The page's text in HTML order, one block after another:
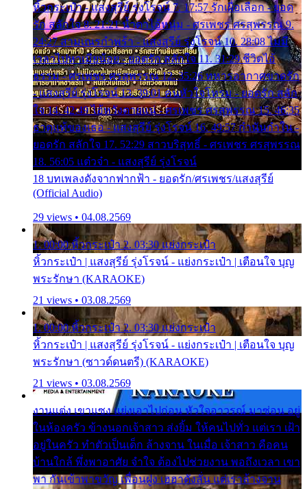
หิ้วกระเป๋า - แสงสุรีย์ รุ่งโรจน์ 7. 17:57 รักเผื่อเลือก - ยอด
รัก สลักใจ 8. 21:21 น้ำตาไอ้หนุ่ม - ศรเพชร ศรสุพรรณ 9.
24:27 สามเณรกำพร้า - แสงสุรีย์ รุ่งโรจน์ 10. 28:08 ไม่มี
เวลาไปหาเมียน้อย - ยอดรัก สลักใจ 11. 31:29 ชีวิตไอ้
ธรรม - ศรเพชร ศรสุพรรณ 12. 35:26 ทหารอากาศขาดรัก
- แสงสุรีย์ รุ่งโรจน์ 13. 39:01 คนหัวใจโทรม - ยอดรัก สลัก
ใจ 14. 42:49 ไอ้หวังตายแน่ - ศรเพชร ศรสุพรรณ 15. 46:35
ธาตุแท้ของเธอ - แสงสุรีย์ รุ่งโรจน์ 16. 49:57 กำนันกำใน -
ยอดรัก สลักใจ 17. 52:29 สาวบริสุทธิ์ - ศรเพชร ศรสุพรรณ
18. 56:05 แต๋วจ๋า - แสงสุรีย์ รุ่งโรจน์
18 บทเพลงดังจากฟากฟ้า - ยอดรัก/ศรเพชร/แสงสุรีย์
(Official Audio)
29 views • 04.08.2569
1. 00:00 หิ้วกระเป๋า 2. 03:30 แย่งกระเป๋า
หิ้วกระเป๋า | แสงสุรีย์ รุ่งโรจน์ - แย่งกระเป๋า | เตือนใจ บุญ
พระรักษา (KARAOKE)
21 views • 03.08.2569
1. 00:00 หิ้วกระเป๋า 2. 03:30 แย่งกระเป๋า
หิ้วกระเป๋า | แสงสุรีย์ รุ่งโรจน์ - แย่งกระเป๋า | เตือนใจ บุญ
พระรักษา (ซาวด์ดนตรี) (KARAOKE)
21 views • 03.08.2569
งานแต่ง เขาแซง แย่งเอาไปก่อน หัวใจอาวรณ์ มาซ่อน อยู่
ในห้องครัว ข้างนอกเจ้าสาว ส่งยิ้ม ให้คนไปทั่ว แต่เรา เฝ้า
อยู่ในครัว ทำตัวเป็นเด็ก ล้างจาน ในเมื่อ เจ้าสาว คือคน
บ้านใกล้ พึ่งพาอาศัย จำใจ ต้องไปช่วยงาน พอถึงเวลา เขา
พา กันเข้าพาขวัญ เพื่อนฝูง เฮฮาดังลั่น แต่เราล้างจาน